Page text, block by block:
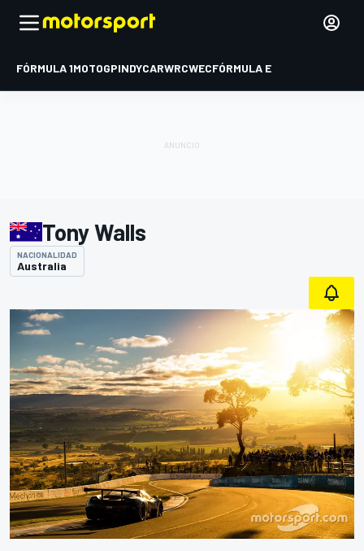
FÓRMULA 1MOTOGPINDYCARWRCWECFÓRMULA E
Tony Walls
NACIONALIDAD
Australia